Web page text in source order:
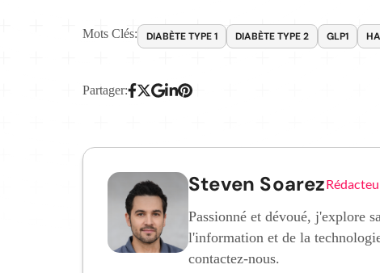
Mots Clés: DIABÈTE TYPE 1 DIABÈTE TYPE 2 GLP1
Partager:
Steven Soarez
Passionné et dévoué, j'explore
l'information et de la
contactez-nous.